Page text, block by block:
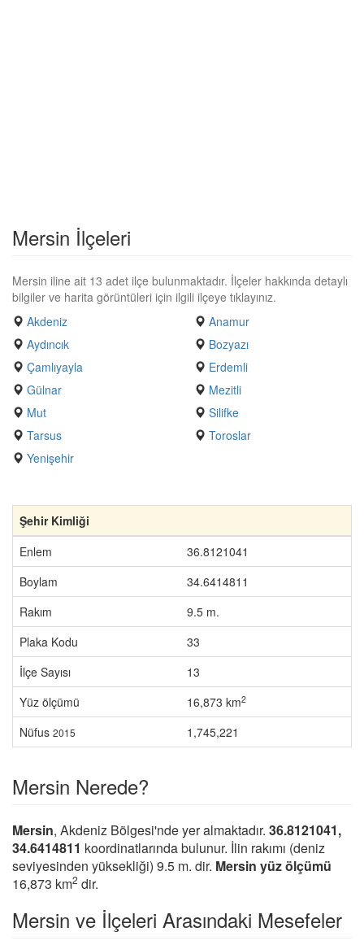
Mersin İlçeleri
Mersin iline ait 13 adet ilçe bulunmaktadır. İlçeler hakkında detaylı
bilgiler ve harita görüntüleri için ilgili ilçeye tıklayınız.
Akdeniz
Anamur
Aydıncık
Bozyazı
Çamlıyayla
Erdemli
Gülnar
Mezitli
Mut
Silifke
Tarsus
Toroslar
Yenişehir
Şehir Kimliği
Enlem
36.8121041
Boylam
34.6414811
Rakım
9.5 m.
Plaka Kodu
33
İlçe Sayısı
13
Yüz ölçümü
16,873 km2
Nüfus 2015 1,745,221
Mersin Nerede?
Mersin, Akdeniz Bölgesi'nde yer almaktadır. 36.8121041,
34.6414811 koordinatlarında bulunur. İlin rakımı (deniz
seviyesinden yüksekliği) 9.5 m. dir. Mersin yüz ölçümü
16,873 km2 dir.
Mersin ve İlçeleri Arasındaki Mesefeler